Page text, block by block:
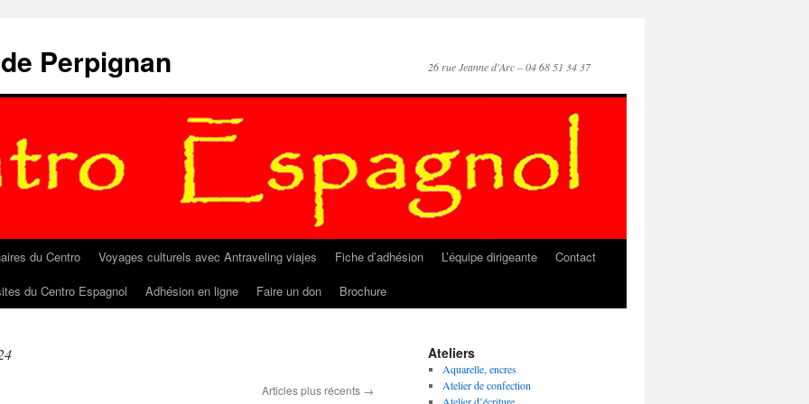
Perpignan 26 rue Jeanne d'Arc – 04 68 51 34 37
du Centro Voyages culturels avec Antraveling viajes Fiche d’adhésion L’équipe dirigeante
Contact
du Centro Espagnol Adhésion en ligne Faire un don Brochure
Articles plus récents →
Ateliers
Aquarelle, encres
Atelier de confection